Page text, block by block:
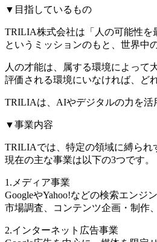
▼目指しているもの
TRILIA株式会社は「人の可能性を
というミッションのもと、世界中
人の才能は、属する環境によって
評価される環境にいなければ、ど
TRILIAは、AIやデジタルの力を活
▼事業内容
TRILIAでは、特定の領域に縛られ
現在の主な事業は以下の3つです。
1.メディア事業
GoogleやYahoo!などの検索エンジ
市場調査、コンテンツ企画・制作
2.インターネット広告事業